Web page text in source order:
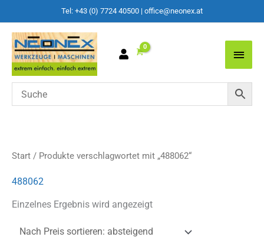
Tel: +43 (0) 7724 40500 | office@neonex.at
Main
Start / Produkte verschlagwortet mit „488062“
488062
Einzelnes Ergebnis wird angezeigt